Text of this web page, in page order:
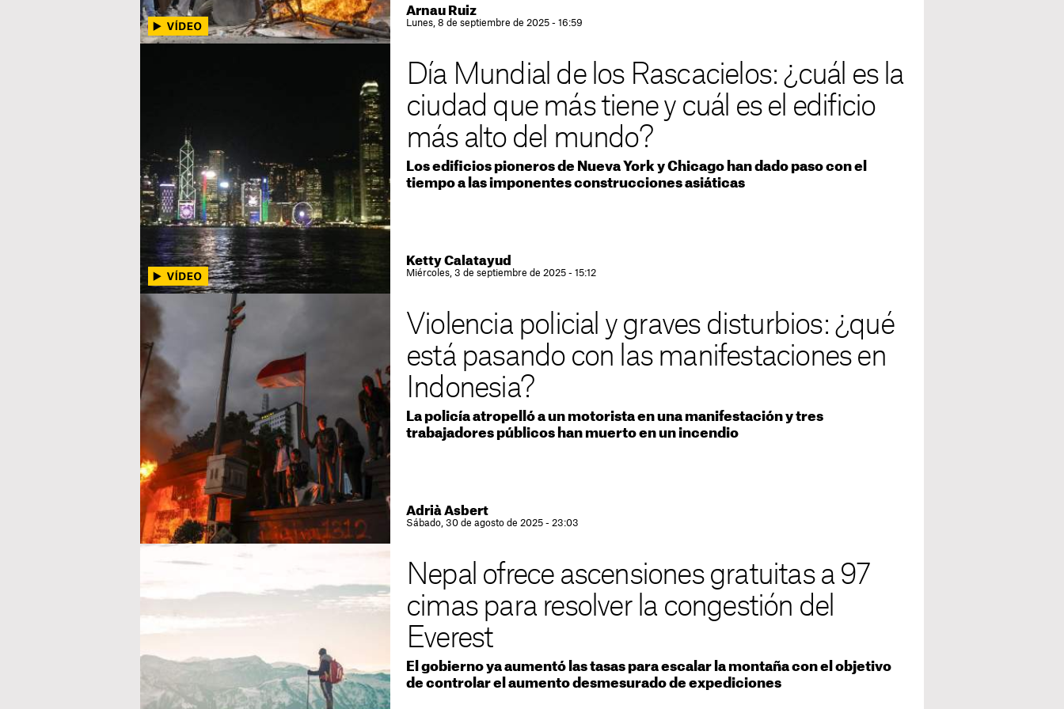
Arnau Ruiz
Lunes, 8 de septiembre de 2025 - 16:59
Día Mundial de los Rascacielos: ¿cuál es la
ciudad que más tiene y cuál es el edificio
más alto del mundo?
Los edificios pioneros de Nueva York y Chicago han dado paso con el
tiempo a las imponentes construcciones asiáticas
Ketty Calatayud
Miércoles, 3 de septiembre de 2025 - 15:12
Violencia policial y graves disturbios: ¿qué
está pasando con las manifestaciones en
Indonesia?
La policía atropelló a un motorista en una manifestación y tres
trabajadores públicos han muerto en un incendio
Adrià Asbert
Sábado, 30 de agosto de 2025 - 23:03
Nepal ofrece ascensiones gratuitas a 97
cimas para resolver la congestión del
Everest
El gobierno ya aumentó las tasas para escalar la montaña con el objetivo
de controlar el aumento desmesurado de expediciones